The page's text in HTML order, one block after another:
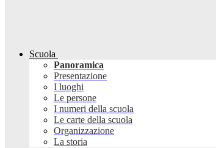
Scuola
Panoramica
Presentazione
I luoghi
Le persone
I numeri della scuola
Le carte della scuola
Organizzazione
La storia